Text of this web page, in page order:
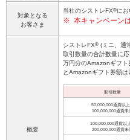
対象となる
お客さま
当社のシストレFX®に
※ 本キャンペーン
概要
シストレFX® (ミニ、通
取引数量の合計数量に
万円分のAmazonギフ
とAmazonギフト券額は
取引数量
50,000,000通貨以上
100,000,000通貨未
100,000,000通貨以
200,000,000通貨未